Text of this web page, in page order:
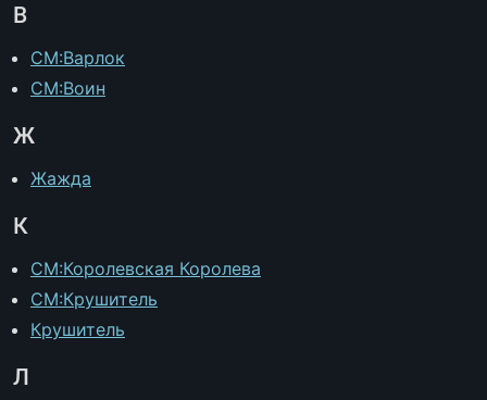
В
CM:Варлок
CM:Воин
Ж
Жажда
К
CM:Королевская Королева
CM:Крушитель
Крушитель
Л